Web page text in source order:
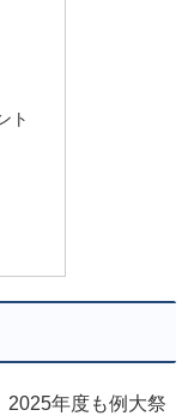
ト
2025年度も例大祭